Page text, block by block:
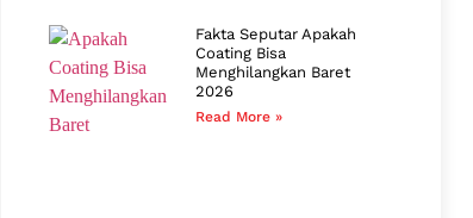
Fakta Seputar Apakah
Coating Bisa
Menghilangkan Baret
2026
Read More »